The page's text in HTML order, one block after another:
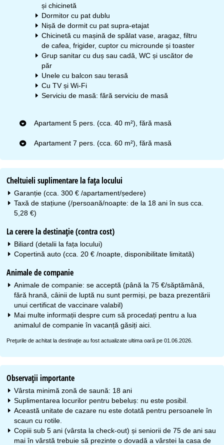
și chicinetă
Dormitor cu pat dublu
Nișă de dormit cu pat supra-etajat
Chicinetă cu mașină de spălat vase, aragaz, filtru
de cafea, frigider, cuptor cu microunde și toaster
Grup sanitar cu duș sau cadă, WC și uscător de
păr
Unele cu balcon sau terasă
Cu TV și Wi-Fi
Serviciu de masă: fără serviciu de masă
Apartament 5 pers. (cca. 40 m²), fără masă
Apartament 7 pers. (cca. 60 m²), fără masă
Cheltuieli suplimentare la faţa locului
Garanție (cca. 300 € /apartament/ședere)
Taxă de stațiune (/persoană/noapte: de la 18 ani în sus cca.
5,28 €)
La cerere la destinaţie (contra cost)
Biliard (detalii la fața locului)
Copertină auto (cca. 20 € /noapte, disponibilitate limitată)
Animale de companie
Animale de companie: se acceptă (până la 75 €/săptămână,
fără hrană, câinii de luptă nu sunt permiși, pe baza prezentării
unui certificat de vaccinare valabil)
Mai multe informații despre cum să procedați pentru a lua
animalul de companie în vacanță găsițiaici
Preţurile de achitat la destinație au fost actualizate ultima oară pe 01.06.2026.
Observaţii importante
Vârsta minimă zonă de saună: 18 ani
Suplimentarea locurilor pentru bebeluș: nu este posibil.
Această unitate de cazare nu este dotată pentru persoanele în
scaun cu rotile.
Copiii sub 5 ani (vârsta la check-out) și seniorii de 75 de ani sau
mai în vârstă trebuie să prezinte o dovadă a vârstei la casa de